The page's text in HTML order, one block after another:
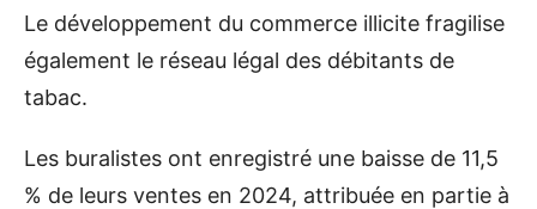
Le développement du commerce illicite fragilise
également le réseau légal des débitants de
tabac.
Les buralistes ont enregistré une baisse de 11,5
% de leurs ventes en 2024, attribuée en partie à